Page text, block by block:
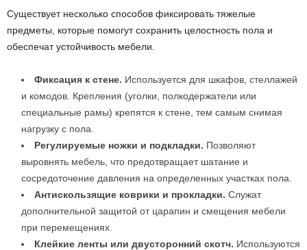
Существует несколько способов фиксировать тяжелые
предметы, которые помогут сохранить целостность пола и
обеспечат устойчивость мебели.
Фиксация к стене. Используется для шкафов, стеллажей
и комодов. Крепления (уголки, полкодержатели или
специальные рамы) крепятся к стене, тем самым снимая
нагрузку с пола.
Регулируемые ножки и подкладки. Позволяют
выровнять мебель, что предотвращает шатание и
сосредоточение давления на определенных участках пола.
Антискользящие коврики и прокладки. Служат
дополнительной защитой от царапин и смещения мебели
при перемещениях.
Клейкие ленты или двусторонний скотч. Используются